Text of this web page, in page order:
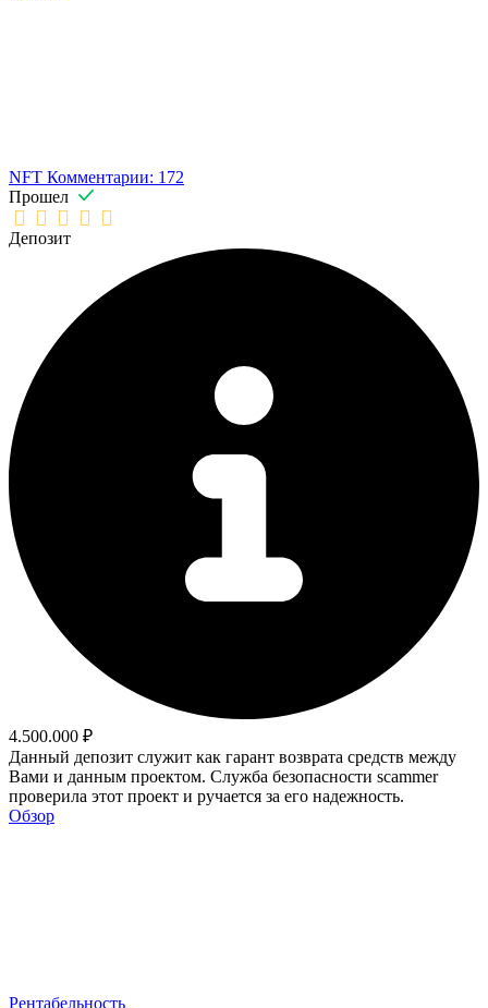
NFT Комментарии: 172
Прошел
Депозит
4.500.000 ₽
Данный депозит служит как гарант возврата средств между
Вами и данным проектом. Служба безопасности scammer
проверила этот проект и ручается за его надежность.
Обзор
Рентабельность